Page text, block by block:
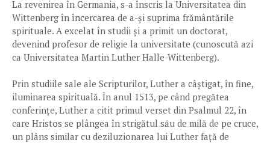
La revenirea în Germania, s-a înscris la Universitatea din
Wittenberg în încercarea de a-și suprima frământările
spirituale. A excelat în studii și a primit un doctorat,
devenind profesor de religie la universitate (cunoscută azi
ca Universitatea Martin Luther Halle-Wittenberg).
Prin studiile sale ale Scripturilor, Luther a câștigat, în fine,
iluminarea spirituală. În anul 1513, pe când pregătea
conferințe, Luther a citit primul verset din Psalmul 22, în
care Hristos se plângea în strigătul său de milă de pe cruce,
un plâns similar cu deziluzionarea lui Luther față de